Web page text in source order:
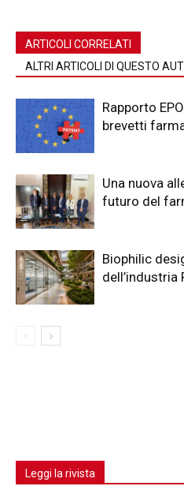
ARTICOLI CORRELATI
ALTRI ARTICOLI DI QUESTO
Rapporto
brevetti
Una nuova
futuro del
Biophilic
dell’industria
Leggi la rivista